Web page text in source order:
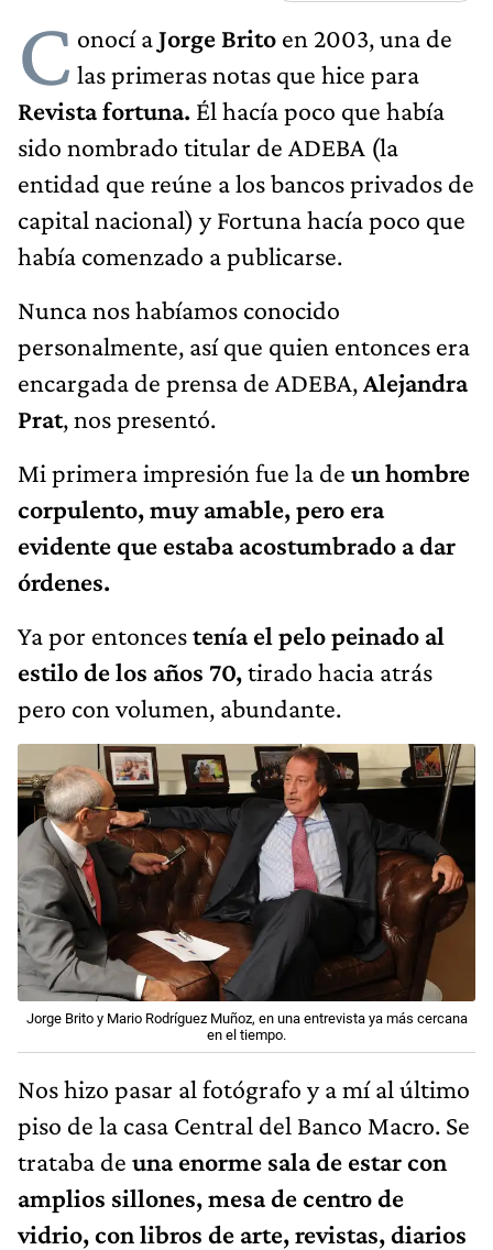
C onocí aJorge Brito en 2003, una de
las primeras notas que hice para
Revista fortuna. Él hacía poco que había
sido nombrado titular de ADEBA (la
entidad que reúne a los bancos privados de
capital nacional) y Fortuna hacía poco que
había comenzado a publicarse.
Nunca nos habíamos conocido
personalmente, así que quien entonces era
encargada de prensa de ADEBA,Alejandra
Prat, nos presentó.
Mi primera impresión fue la de un hombre
corpulento, muy amable, pero era
evidente que estaba acostumbrado a dar
órdenes.
Ya por entoncestenía el pelo peinado al
estilo de los años 70,tirado hacia atrás
pero con volumen, abundante.
Jorge Brito y Mario Rodríguez Muñoz, en una entrevista ya más cercana
en el tiempo.
Nos hizo pasar al fotógrafo y a mí al último
piso de la casa Central del Banco Macro. Se
trataba de una enorme sala de estar con
amplios sillones, mesa de centro de
vidrio, con libros de arte, revistas, diarios